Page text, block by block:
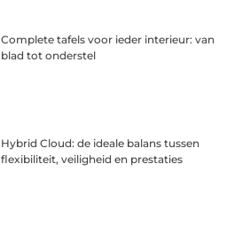
Complete tafels voor ieder interieur: van
blad tot onderstel
Hybrid Cloud: de ideale balans tussen
flexibiliteit, veiligheid en prestaties